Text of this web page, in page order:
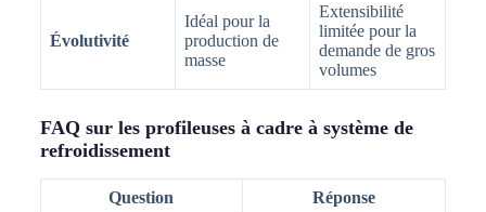
Évolutivité
Idéal pour la
production de
masse
Extensibilité
limitée pour la
demande de gros
volumes
FAQ sur les profileuses à cadre à système de
refroidissement
Question Réponse